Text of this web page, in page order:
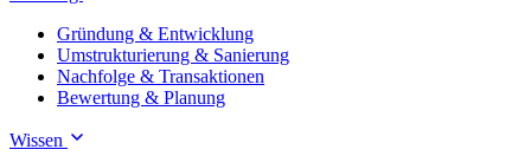
Gründung & Entwicklung
Umstrukturierung & Sanierung
Nachfolge & Transaktionen
Bewertung & Planung
Wissen